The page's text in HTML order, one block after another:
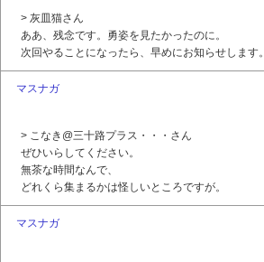
> 灰皿猫さん
ああ、残念です。勇姿を見たかったのに。
次回やることになったら、早めにお知らせします。
マスナガ
> こなき@三十路プラス・・・さん
ぜひいらしてください。
無茶な時間なんで、
どれくら集まるかは怪しいところですが。
マスナガ